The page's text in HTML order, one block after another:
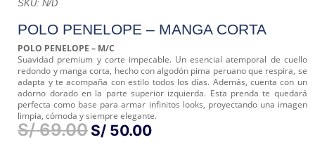
SKU:N/D
POLO PENELOPE – MANGA CORTA
POLO PENELOPE – M/C
Suavidad premium y corte impecable. Un esencial atemporal de cuello
redondo y manga corta, hecho con algodón pima peruano que respira, se
adapta y te acompaña con estilo todos los días. Además, cuenta con un
adorno dorado en la parte superior izquierda. Esta prenda te quedará
perfecta como base para armar infinitos looks, proyectando una imagen
limpia, cómoda y siempre elegante.
S/69.00 EL
S/ 50.00EL